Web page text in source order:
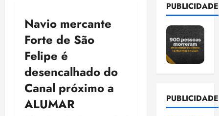
Navio mercante
Forte de São
Felipe é
desencalhado do
Canal próximo a
ALUMAR
PUBLICIDADE
PUBLICIDADE